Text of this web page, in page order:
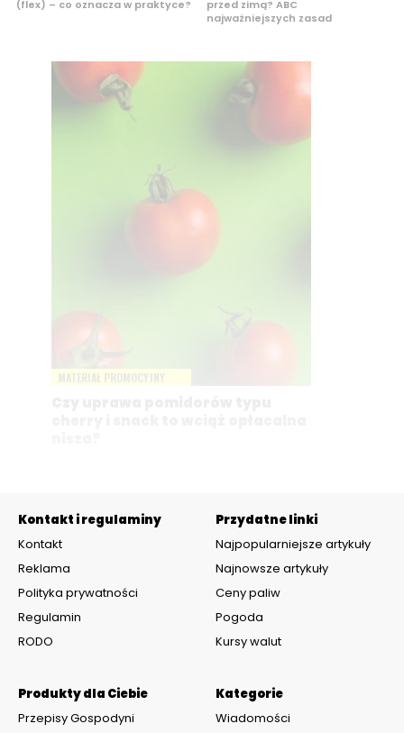
(flex) – co oznacza w praktyce?
przed zimą? ABC
najważniejszych zasad
Kontakt i regulaminy
Kontakt
Reklama
Polityka prywatności
Regulamin
RODO
Kategorie
Wiadomości
Produkty dla Ciebie
Przepisy Gospodyni
Przydatne linki
Najpopularniejsze artykuły
Najnowsze artykuły
Ceny paliw
Pogoda
Kursy walut